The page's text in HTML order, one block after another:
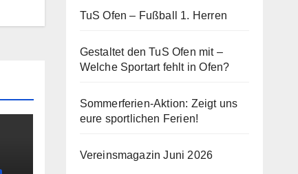
TuS Ofen – Fußball 1. Herren
Gestaltet den TuS Ofen mit –
Welche Sportart fehlt in Ofen?
Sommerferien-Aktion: Zeigt uns
eure sportlichen Ferien!
Vereinsmagazin Juni 2026